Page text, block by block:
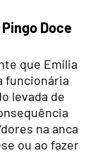
Doce
que Emília
funcionária
levada de
na anca
ou ao fazer